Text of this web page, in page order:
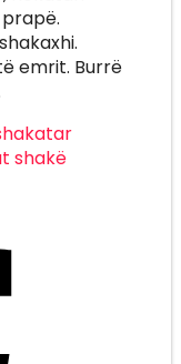
prapë.
emrit. Burrë
shakë